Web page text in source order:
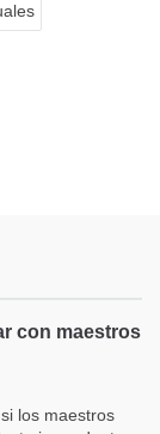
con maestros
los maestros